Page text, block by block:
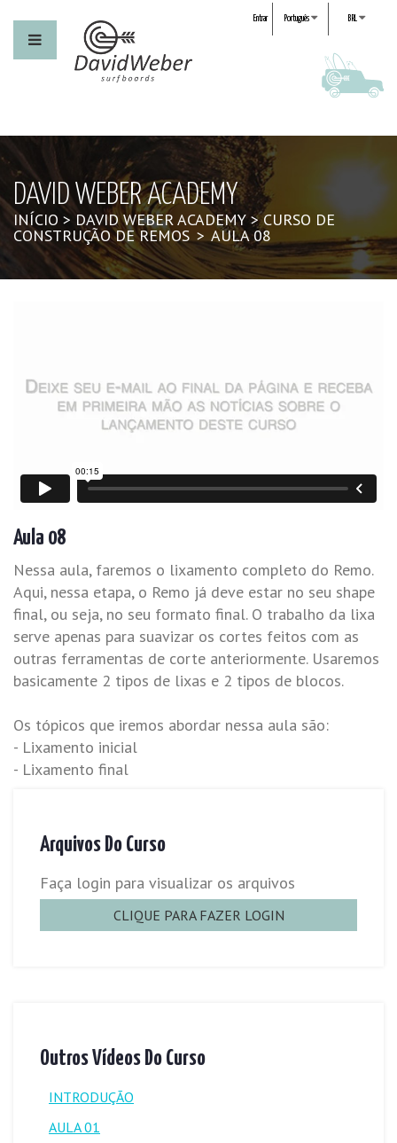
BRL
Português
Entrar
DAVID WEBER ACADEMY
INÍCIO > DAVID WEBER ACADEMY > CURSO DE
CONSTRUÇÃO DE REMOS > AULA 08
Aula 08
Nessa aula, faremos o lixamento completo do Remo.
Aqui, nessa etapa, o Remo já deve estar no seu shape
final, ou seja, no seu formato final. O trabalho da lixa
serve apenas para suavizar os cortes feitos com as
outras ferramentas de corte anteriormente. Usaremos
basicamente 2 tipos de lixas e 2 tipos de blocos.
Os tópicos que iremos abordar nessa aula são:
- Lixamento inicial
- Lixamento final
Arquivos Do Curso
Faça login para visualizar os arquivos
CLIQUE PARA FAZER LOGIN
Outros Vídeos Do Curso
INTRODUÇÃO
AULA 01